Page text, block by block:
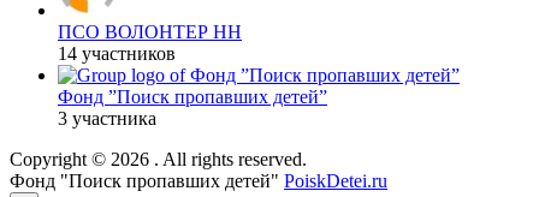
ПСО ВОЛОНТЕР НН
14 участников
Фонд ”Поиск пропавших детей”
3 участника
Copyright © 2026 . All rights reserved.
Фонд "Поиск пропавших детей" PoiskDetei.ru